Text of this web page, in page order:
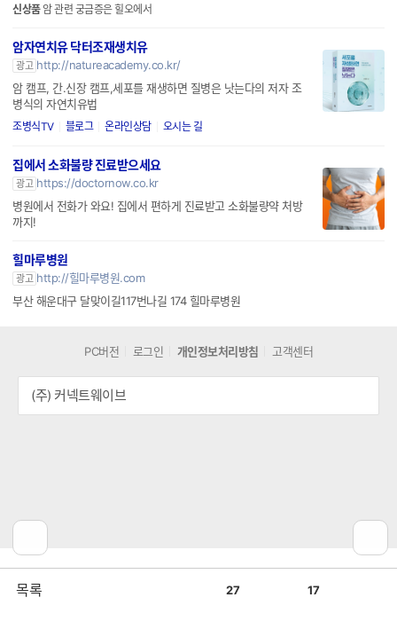
신상품암 관련 궁금증은 힐오에서
암자연치유 닥터조재생치유
광고 http://natureacademy.co.kr/
암 캠프, 간.신장 캠프,세포를 재생하면 질병은 낫는다의 저자 조
병식의 자연치유법
조병식TV 블로그 온라인상담 오시는 길
집에서 소화불량 진료받으세요
광고 https://doctornow.co.kr
병원에서 전화가 와요! 집에서 편하게 진료받고 소화불량약 처방
까지!
힐마루병원
광고 http://힐마루병원.com
부산 해운대구 달맞이길117번나길 174 힐마루병원
PC버전 로그인 개인정보처리방침 고객센터
(주) 커넥트웨이브
목록 27 17